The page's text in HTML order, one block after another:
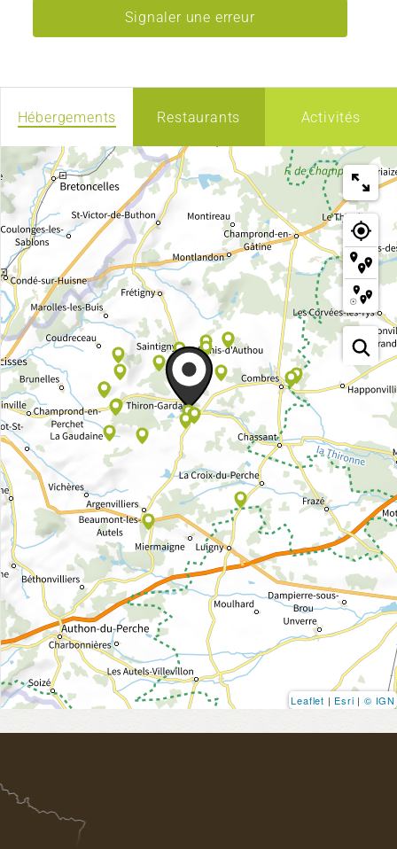
Signaler une erreur
Hébergements Restaurants Activités
Leaflet | Esri | © IGN